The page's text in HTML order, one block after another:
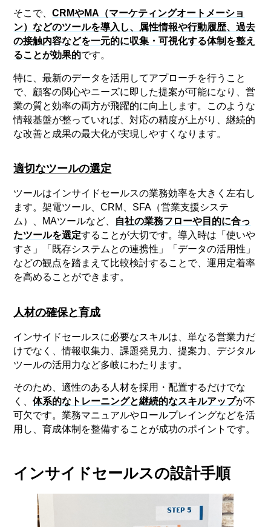
そこで、CRMやMA（マーケティングオートメーショ
ン）などのツールを導入し、属性情報や行動履歴、過去
の接触内容などを一元的に収集・可視化する体制を整え
ることが効果的です。
特に、最新のデータを活用してアプローチを行うこと
で、顧客の関心やニーズに即した提案が可能になり、営
業の質と効率の両方が飛躍的に向上します。このような
情報基盤が整っていれば、対応の精度が上がり、継続的
な改善と成果の最大化が実現しやすくなります。
適切なツールの選定
ツールはインサイドセールスの業務効率を大きく左右し
ます。架電ツール、CRM、SFA（営業支援システ
ム）、MAツールなど、 自社の業務フローや目的に合っ
たツールを選定することが大切です。導入時は「使いや
すさ」「既存システムとの連携性」「データの活用性」
などの観点を踏まえて比較検討することで、運用定着率
を高めることができます。
人材の確保と育成
インサイドセールスに必要なスキルは、単なる営業力だ
けでなく、情報収集力、課題発見力、提案力、デジタル
ツールの活用力など多岐にわたります。
そのため、適性のある人材を採用・配置するだけでな
く、体系的なトレーニングと継続的なスキルアップが不
可欠です。業務マニュアルやロールプレイングなどを活
用し、育成体制を整備することが成功のポイントです。
インサイドセールスの設計手順